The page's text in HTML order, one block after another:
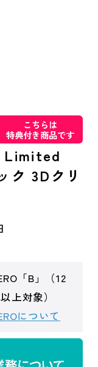
こちらは
特典付き商品です
Limited
ク 3Dクリ
「B」（12
上対象）
について